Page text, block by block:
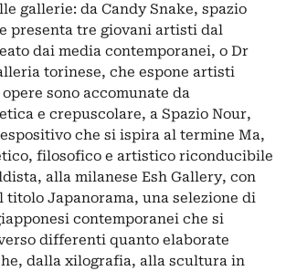
gallerie: da Candy Snake, spazio
presenta tre giovani artisti dal
dai media contemporanei, o Dr
torinese, che espone artisti
sono accomunate da
e crepuscolare, a Spazio Nour,
che si ispira al termine Ma,
filosofico e artistico riconducibile
alla milanese Esh Gallery, con
titolo Japanorama, una selezione di
contemporanei che si
differenti quanto elaborate
dalla xilografia, alla scultura in